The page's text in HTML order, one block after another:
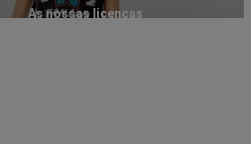
As nossas licenças